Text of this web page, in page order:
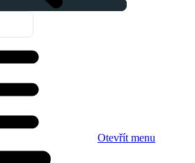
Otevřít menu